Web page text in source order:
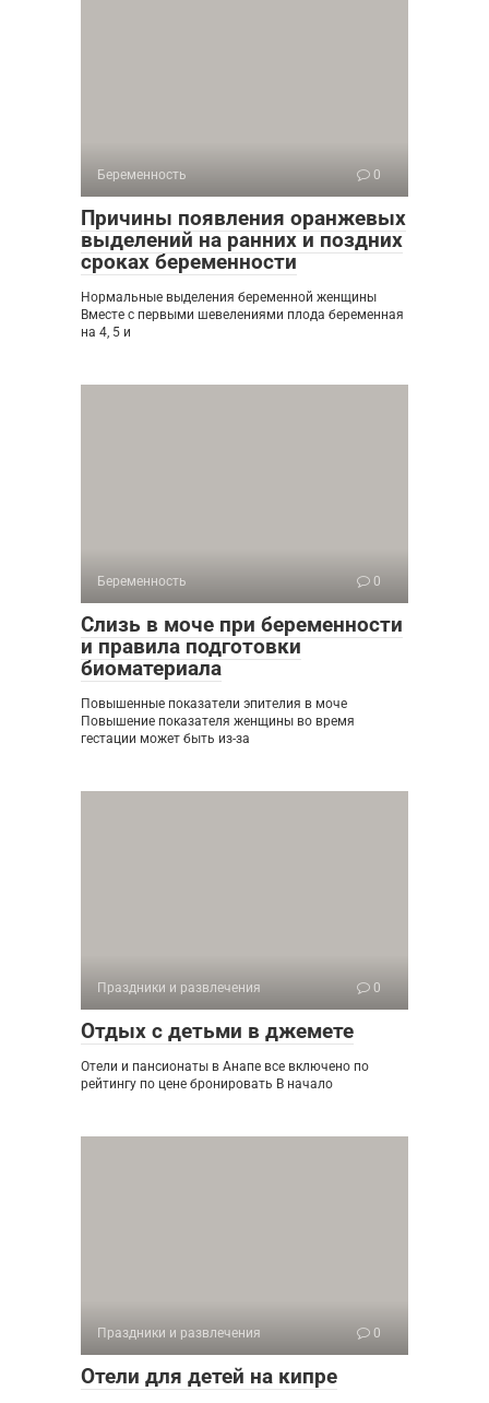
Беременность 0
Причины появления оранжевых
выделений на ранних и поздних
сроках беременности
Нормальные выделения беременной женщины
Вместе с первыми шевелениями плода беременная
на 4, 5 и
Беременность 0
Слизь в моче при беременности
и правила подготовки
биоматериала
Повышенные показатели эпителия в моче
Повышение показателя женщины во время
гестации может быть из-за
Праздники и развлечения 0
Отдых с детьми в джемете
Отели и пансионаты в Анапе все включено по
рейтингу по цене бронировать В начало
Праздники и развлечения 0
Отели для детей на кипре